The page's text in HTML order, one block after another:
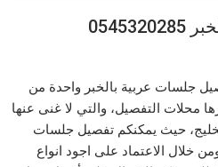
جلسات عربية بالخبر واحدة من
محلات التفصيل، والتي لا غنى عنها
حيث يمكنكم تفصيل جلسات
خلال الاعتماد على اجود انواع